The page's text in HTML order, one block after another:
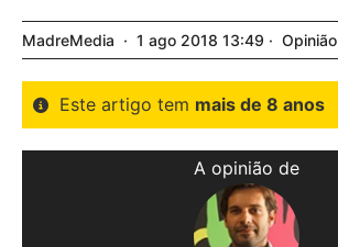
MadreMedia 1 ago 2018 13:49 Opinião
Este artigo tem mais de 8 anos
A opinião de